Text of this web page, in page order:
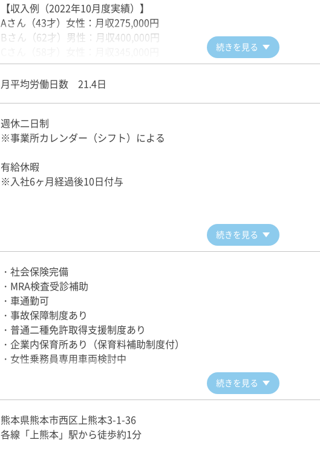
※売上の75％以上が無線配車
■営業所
天草営業所 天草市港町18-5
人吉営業所 人吉市中林町1902-2
阿蘇営業所 阿蘇市内牧289ｰ6
山鹿営業所 山鹿市山鹿92-3
【収入例（2022年10月度実績）】
Aさん（43才）女性：月収275,000円
Bさん（62才）男性：月収400,000円
続きを見る
月平均労働日数 21.4日
週休二日制
※事業所カレンダー（シフト）による
有給休暇
※入社6ヶ月経過後10日付与
続きを見る
・社会保険完備
・MRA検査受診補助
・車通勤可
・事故保障制度あり
・普通二種免許取得支援制度あり
・企業内保育所あり（保育料補助制度付）
・女性乗務員専用車両検討中
続きを見る
熊本県熊本市西区上熊本3-1-36
各線「上熊本」駅から徒歩約1分